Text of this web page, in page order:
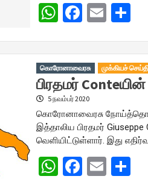
WhatsApp
Email
கொரோனாவைரசு முக்கியச்
பிரதமர்
5 நவம்பர் 2020
கொரோனாவைரசு
இத்தாலிய பிரதமர்
வெளியிட்டுள்ளார். இது
WhatsApp
Email